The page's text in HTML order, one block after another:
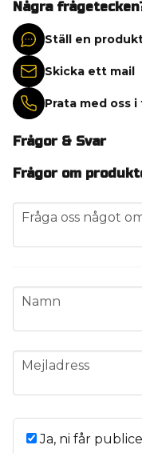
Några
Ställ en
Skicka ett mail
Prata med oss
Frågor & Svar
Frågor om
question
Fråga oss något
name
Namn
email
Mejladress
Ja, ni får